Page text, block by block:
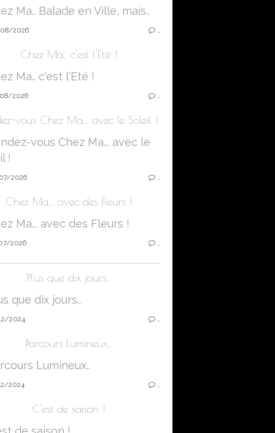
2026
Chez Ma.. c'est l'Eté !
2026
vous Chez Ma... avec le Soleil !
2026
Chez Ma... avec des Fleurs !
2026
Plus que dix jours..
2024
Parcours Lumineux..
2024
C'est de saison !